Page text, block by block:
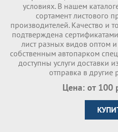
условиях. В нашем
сортамент листового
производителей. Качество и
подтверждена
лист разных видов оптом
собственным автопарком
доступны услуги доставки
отправка в другие
Цена: от 100